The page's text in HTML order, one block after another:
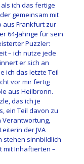
ich das fertige
gemeinsam mit
aus Frankfurt zur
64-Jährige für sein
Puzzler:
– ich nutze jede
er sich an
ich das letzte Teil
vor mir fertig
aus Heilbronn.
das ich je
ein Teil davon zu
Verantwortung,
der JVA
stehen sinnbildlich
mit Inhaftierten –